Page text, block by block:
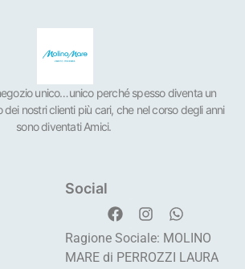
unico…unico perché spesso diventa un
nostri clienti più cari, che nel corso degli anni
sono diventati Amici.
Social
Ragione Sociale: MOLINO
MARE di PERROZZI LAURA